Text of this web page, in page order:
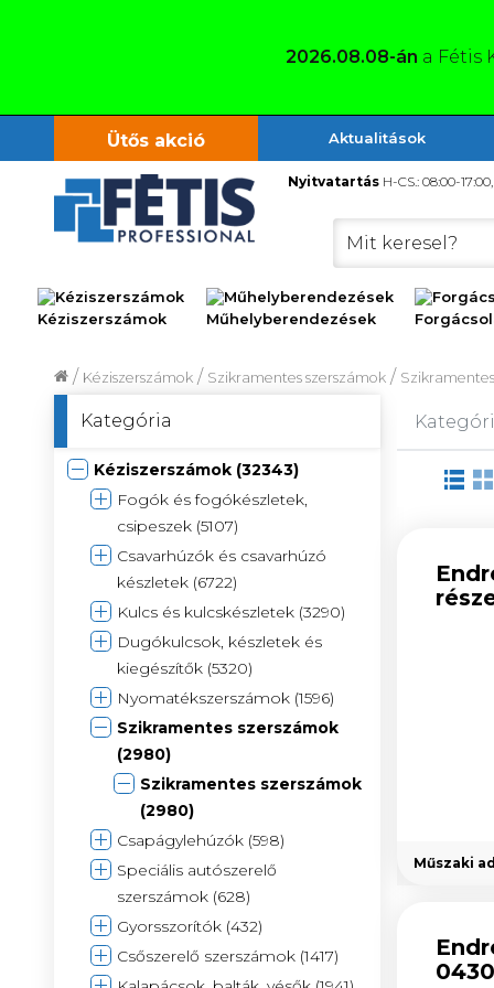
2026.08.08-án a Fétis
Ütős akció Aktualitások
Nyitvatartás H-CS.: 08:00-
Kéziszerszámok Műhelyberendezések
/
Szikramentes szerszámok
/
Kéziszerszámok
/
Kategória
Kéziszerszámok (32343)
Fogók és fogókészletek,
csipeszek (5107)
Csavarhúzók és csavarhúzó
készletek (6722)
Kulcs és kulcskészletek (3290)
Dugókulcsok, készletek és
kiegészítők (5320)
Nyomatékszerszámok (1596)
Szikramentes szerszámok
(2980)
Szikramentes szerszámok
(2980)
Csapágylehúzók (598)
Speciális autószerelő
szerszámok (628)
Gyorsszorítók (432)
Csőszerelő szerszámok (1417)
Műszaki